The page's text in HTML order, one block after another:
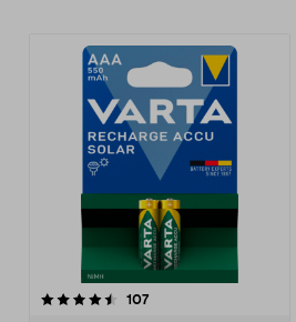
107anmeldelser
4.5av 5 stjerner